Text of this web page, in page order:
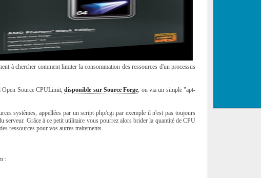
à chercher comment limiter la consommation des ressources d'un processus
Open Source CPULimit,disponible sur Source Forge, ou via un simple "apt-
systèmes, appellées par un script php/cgi par exemple il n'est pas toujours
serveur. Grâce à ce petit utilitaire vous pourrez alors brider la quantité de CPU
ressources pour vos autres traitements.
: